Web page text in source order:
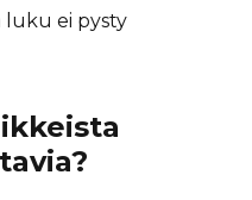
luku ei pysty